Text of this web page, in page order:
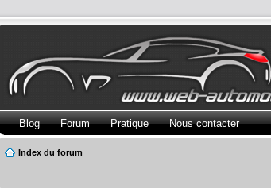
Blog Forum Pratique Nous contacter
Index du forum